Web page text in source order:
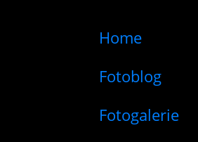
Home
Fotoblog
Fotogalerie